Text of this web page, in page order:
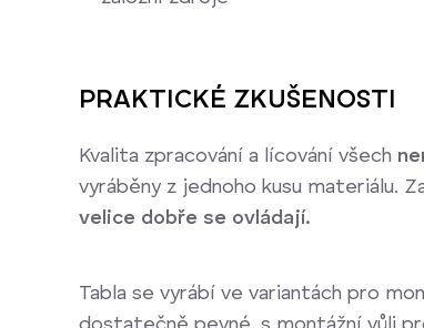
PRAKTICKÉ ZKUŠENOSTI
Kvalita zpracování a lícování všech
vyráběny z jednoho kusu materiálu.
velice dobře se ovládají.
Tabla se vyrábí ve variantách pro